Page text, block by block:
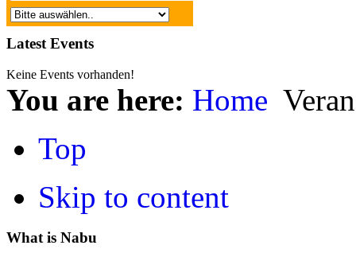
Latest Events
Keine Events vorhanden!
You are here: Home
Top
Skip to content
What is Nabu